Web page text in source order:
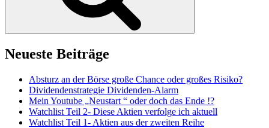
Neueste Beiträge
Absturz an der Börse große Chance oder großes Risiko?
Dividendenstrategie Dividenden-Alarm
Mein Youtube „Neustart “ oder doch das Ende !?
Watchlist Teil 2- Diese Aktien verfolge ich aktuell
Watchlist Teil 1- Aktien aus der zweiten Reihe